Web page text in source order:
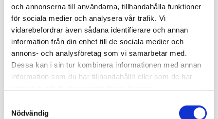
och annonserna till användarna, tillhandahålla funktioner
för sociala medier och analysera vår trafik. Vi
vidarebefordrar även sådana identifierare och annan
information från din enhet till de sociala medier och
annons- och analysföretag som vi samarbetar med.
Dessa kan i sin tur kombinera informationen med annan
information som du har tillhandahållit eller som de har
Nödvändig
Webshop & E-handel
Wikinggruppen
Wikinggruppen erbjuder en grafiskt tilltalande,
sökmotorvänlig webbutik med mycket hög